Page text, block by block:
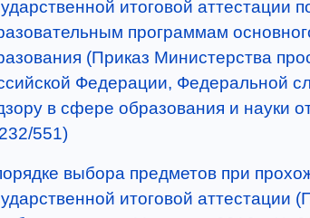
итоговой аттестации
программам
(Приказ Министерства
Федерации, Федеральной
в сфере образования и науки
551)
выбора предметов при
итоговой аттестации